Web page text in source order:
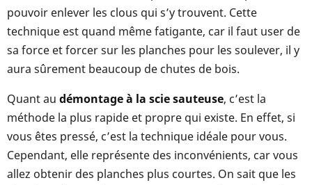
pouvoir enlever les clous qui s’y trouvent. Cette
technique est quand même fatigante, car il faut user de
sa force et forcer sur les planches pour les soulever, il y
aura sûrement beaucoup de chutes de bois.
Quant au démontage à la scie sauteuse, c’est la
méthode la plus rapide et propre qui existe. En effet, si
vous êtes pressé, c’est la technique idéale pour vous.
Cependant, elle représente des inconvénients, car vous
allez obtenir des planches plus courtes. On sait que les